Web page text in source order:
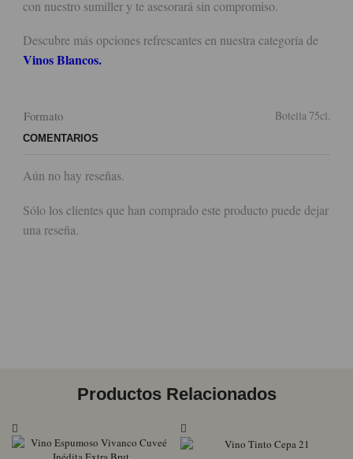
con nuestro sumiller y te asesorará sin compromiso.
Descubre más opciones refrescantes en nuestra categoría de
Vinos Blancos.
Formato Botella 75cl.
COMENTARIOS
Aún no hay reseñas.
Sólo los clientes que han comprado este producto puede dejar
una reseña.
Productos Relacionados